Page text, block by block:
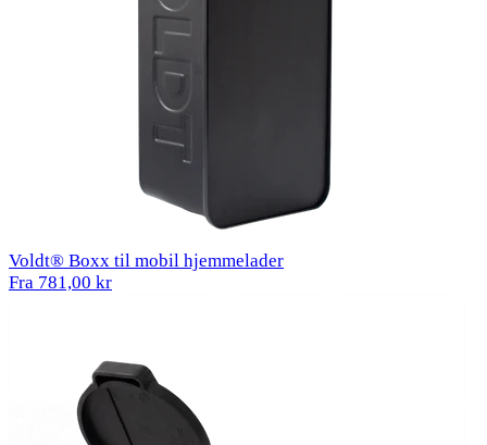
Voldt® Boxx til mobil hjemmelader
Fra 781,00 kr